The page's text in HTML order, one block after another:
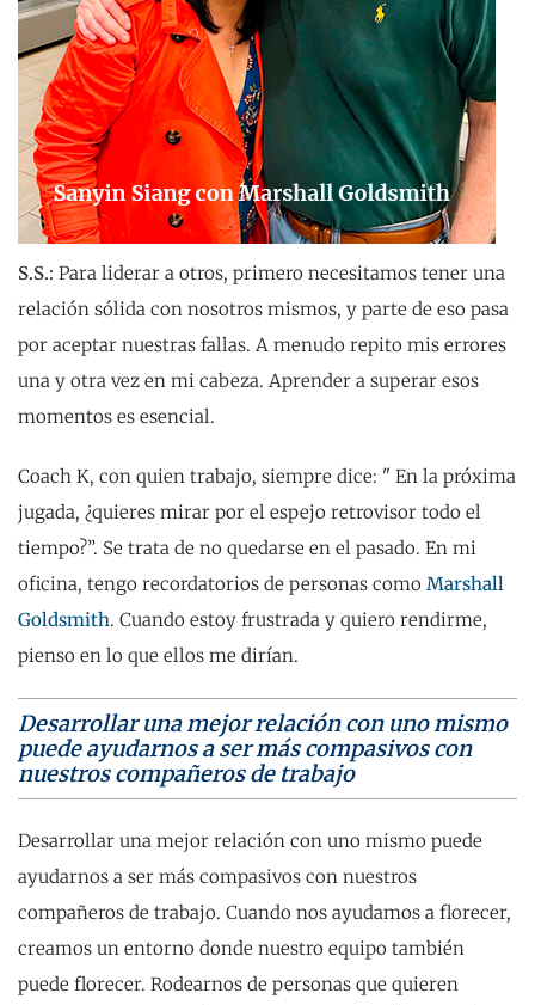
S.S.: Para liderar a otros, primero necesitamos tener una
relación sólida con nosotros mismos, y parte de eso pasa
por aceptar nuestras fallas. A menudo repito mis errores
una y otra vez en mi cabeza. Aprender a superar esos
momentos es esencial.
Coach K, con quien trabajo, siempre dice: " En la próxima
jugada, ¿quieres mirar por el espejo retrovisor todo el
tiempo?”. Se trata de no quedarse en el pasado. En mi
oficina, tengo recordatorios de personas como Marshall
Goldsmith. Cuando estoy frustrada y quiero rendirme,
pienso en lo que ellos me dirían.
Desarrollar una mejor relación con uno mismo
puede ayudarnos a ser más compasivos con
nuestros compañeros de trabajo
Desarrollar una mejor relación con uno mismo puede
ayudarnos a ser más compasivos con nuestros
compañeros de trabajo. Cuando nos ayudamos a florecer,
creamos un entorno donde nuestro equipo también
puede florecer. Rodearnos de personas que quieren